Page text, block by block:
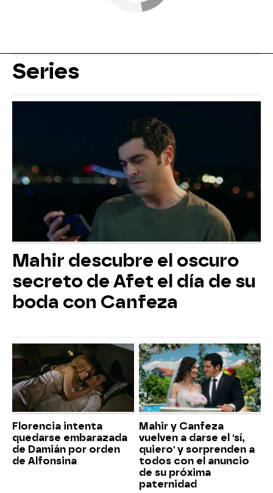
Series
Mahir descubre el oscuro
secreto de Afet el día de su
boda con Canfeza
Florencia intenta
quedarse embarazada
de Damián por orden
de Alfonsina
Mahir y Canfeza
vuelven a darse el 'sí,
quiero' y sorprenden a
todos con el anuncio
de su próxima
paternidad